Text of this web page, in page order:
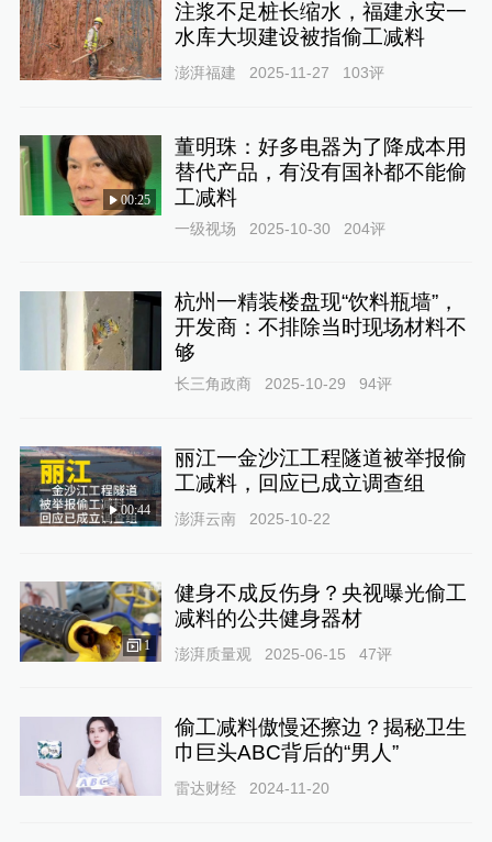
注浆不足桩长缩水，福建永安一
水库大坝建设被指偷工减料
澎湃福建 2025-11-27 103评
00:25
董明珠：好多电器为了降成本用
替代产品，有没有国补都不能偷
工减料
一级视场 2025-10-30 204评
杭州一精装楼盘现“饮料瓶墙”，
开发商：不排除当时现场材料不
够
长三角政商 2025-10-29 94评
00:44
丽江一金沙江工程隧道被举报偷
工减料，回应已成立调查组
澎湃云南 2025-10-22
1
健身不成反伤身？央视曝光偷工
减料的公共健身器材
澎湃质量观 2025-06-15 47评
偷工减料傲慢还擦边？揭秘卫生
巾巨头ABC背后的“男人”
雷达财经 2024-11-20